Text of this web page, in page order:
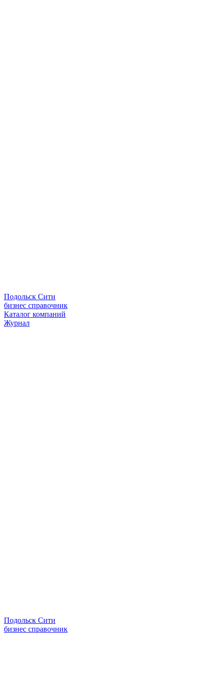
Подольск Сити
бизнес справочник
Каталог компаний
Журнал
Подольск Сити
бизнес справочник